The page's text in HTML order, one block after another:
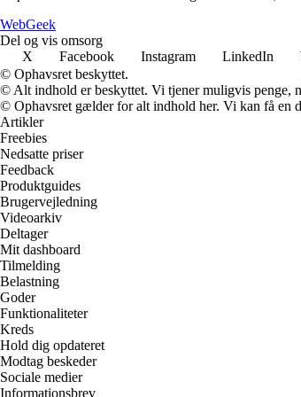
WebGeek
Del og vis omsorg
X
Facebook Instagram LinkedIn
© Ophavsret beskyttet.
© Alt indhold er beskyttet. Vi tjener muligvis penge,
© Ophavsret gælder for alt indhold her. Vi kan få en
Artikler
Freebies
Nedsatte priser
Feedback
Produktguides
Brugervejledning
Videoarkiv
Deltager
Mit dashboard
Tilmelding
Belastning
Goder
Funktionaliteter
Kreds
Hold dig opdateret
Modtag beskeder
Sociale medier
Informationsbrev